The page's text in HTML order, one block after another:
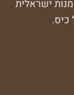
ישראלית
כיס.